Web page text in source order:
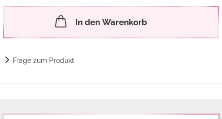
In den Warenkorb
Frage zum Produkt